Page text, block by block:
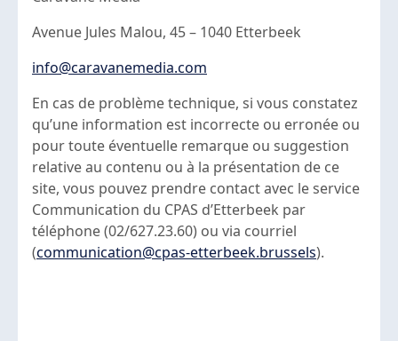
Avenue Jules Malou, 45 – 1040 Etterbeek
info@caravanemedia.com
En cas de problème technique, si vous constatez
qu’une information est incorrecte ou erronée ou
pour toute éventuelle remarque ou suggestion
relative au contenu ou à la présentation de ce
site, vous pouvez prendre contact avec le service
Communication du CPAS d’Etterbeek par
téléphone (02/627.23.60) ou via courriel
(communication@cpas-etterbeek.brussels).